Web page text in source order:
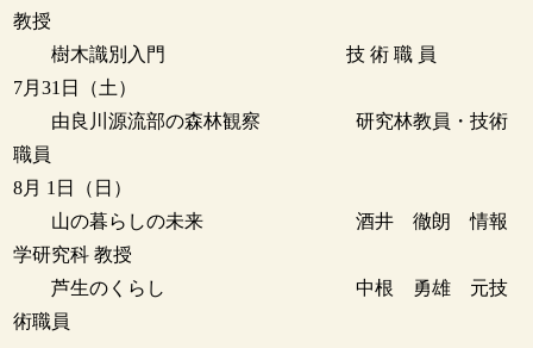
教授
樹木識別入門 技 術 職 員
7月31日（土）
由良川源流部の森林観察 研究林教員・技術
職員
8月 1日（日）
山の暮らしの未来 酒井 徹朗 情報
学研究科 教授
芦生のくらし 中根 勇雄 元技
術職員